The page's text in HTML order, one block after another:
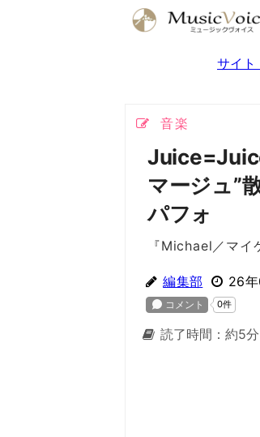
サイト
音楽
マージュ”
パフォ
『Michael／マイ
編集部 26
読了時間：約5分